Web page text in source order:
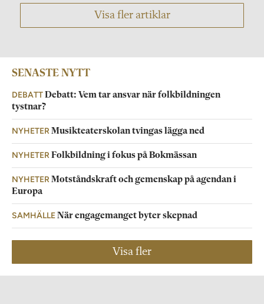
Visa fler artiklar
SENASTE NYTT
DEBATTDebatt: Vem tar ansvar när folkbildningen
tystnar?
NYHETER Musikteaterskolan tvingas lägga ned
NYHETER Folkbildning i fokus på Bokmässan
NYHETER Motståndskraft och gemenskap på agendan i
Europa
SAMHÄLLENär engagemanget byter skepnad
Visa fler